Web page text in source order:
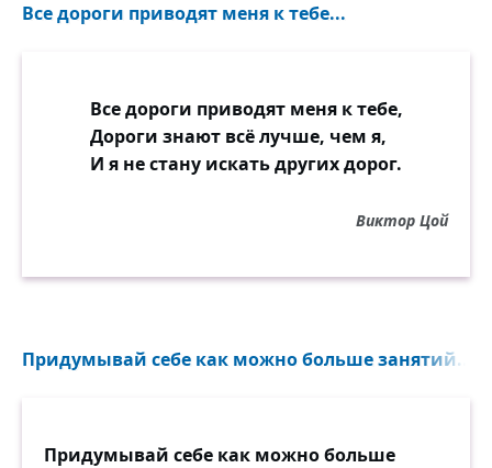
Все дороги приводят меня к тебе...
Все дороги приводят меня к тебе,
Дороги знают всё лучше, чем я,
И я не стану искать других дорог.
Виктор Цой
Придумывай себе как можно больше занятий...
Придумывай себе как можно больше